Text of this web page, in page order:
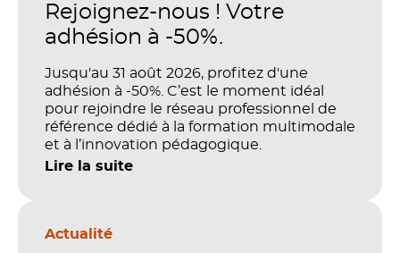
Rejoignez-nous ! Votre
adhésion à -50%.
Jusqu'au 31 août 2026, profitez d'une
adhésion à -50%. C’est le moment idéal
pour rejoindre le réseau professionnel de
référence dédié à la formation multimodale
et à l’innovation pédagogique.
Lire la suite
Actualité